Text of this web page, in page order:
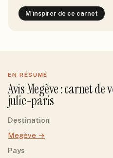
M'inspirer de ce carnet
EN RÉSUMÉ
AvisMegève: carnet de
julie-paris
Destination
Megève →
Pays